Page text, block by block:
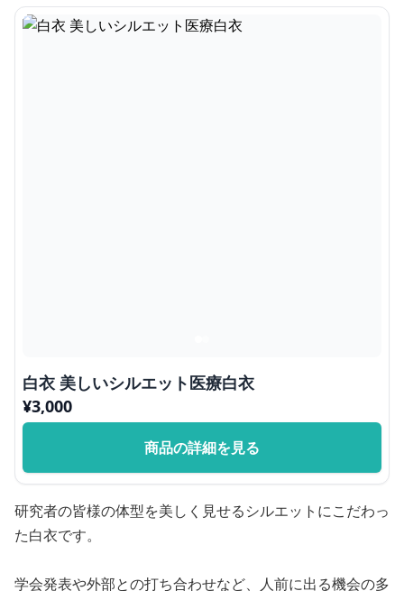
白衣 美しいシルエット医療白衣
¥3,000
商品の詳細を見る
研究者の皆様の体型を美しく見せるシルエットにこだわっ
た白衣です。
学会発表や外部との打ち合わせなど、人前に出る機会の多